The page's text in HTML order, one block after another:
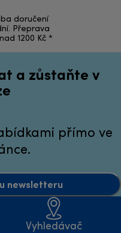
doručení
Přeprava
1200 Kč *
a zůstaňte v
přímo ve
newsletteru
Vyhledávač